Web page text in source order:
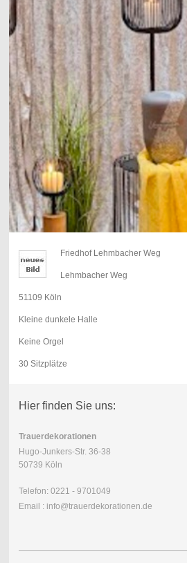
Friedhof Lehmbacher Weg
Lehmbacher Weg
51109 Köln
Kleine dunkele Halle
Keine Orgel
30 Sitzplätze
Hier finden Sie uns:
Trauerdekorationen
Hugo-Junkers-Str. 36-38
50739 Köln
Telefon: 0221 - 9701049
Email : info@trauerdekorationen.de